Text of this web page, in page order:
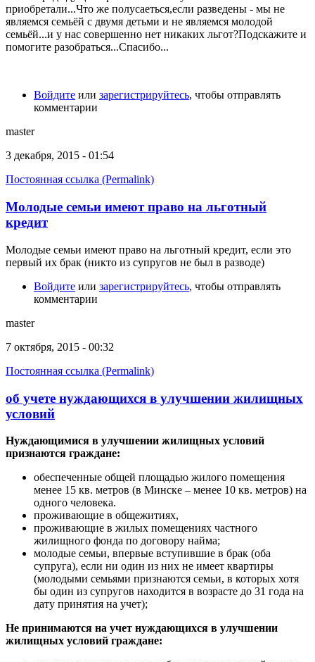
приобретали...Что же полусаеться,если разведены - мы не
являемся семьёй с двумя детьми и не являемся молодой
семьёй...и у нас совершенно нет никаких льгот?Подскажите и
помогите разобраться...Спасибо...
Войдите или зарегистрируйтесь, чтобы отправлять
комментарии
master
3 декабря, 2015 - 01:54
Постоянная ссылка (Permalink)
Молодые семьи имеют право на льготный
кредит
Молодые семьи имеют право на льготный кредит, если это
первый их брак (никто из супругов не был в разводе)
Войдите или зарегистрируйтесь, чтобы отправлять
комментарии
master
7 октября, 2015 - 00:32
Постоянная ссылка (Permalink)
об учете нуждающихся в улучшении жилищных
условий
Нуждающимися в улучшении жилищных условий
признаются граждане:
обеспеченные общей площадью жилого помещения
менее 15 кв. метров (в Минске – менее 10 кв. метров) на
одного человека.
проживающие в общежитиях,
проживающие в жилых помещениях частного
жилищного фонда по договору найма;
молодые семьи, впервые вступившие в брак (оба
супруга), если ни один из них не имеет квартиры
(молодыми семьями признаются семьи, в которых хотя
бы один из супругов находится в возрасте до 31 года на
дату принятия на учет);
Не принимаются на учет нуждающихся в улучшении
жилищных условий граждане: